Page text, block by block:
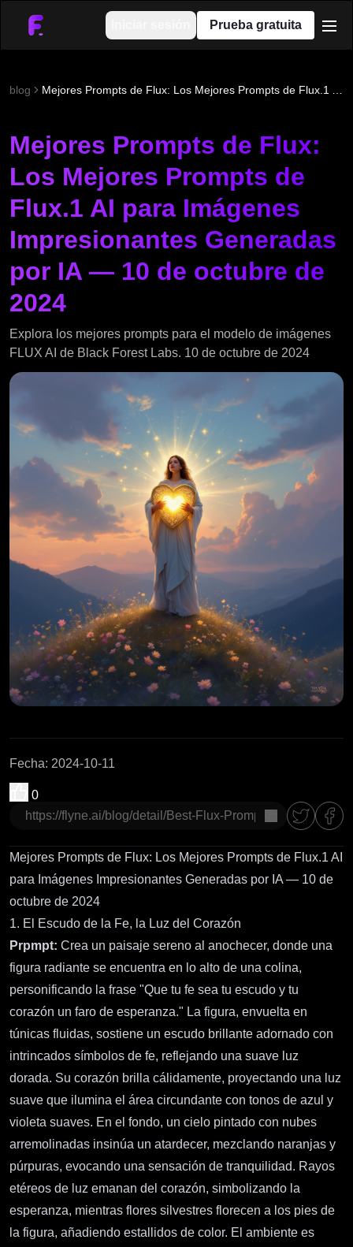
Prueba gratuita
blog
Mejores Prompts de Flux:
Los Mejores Prompts de
Flux.1 AI para Imágenes
Impresionantes Generadas
por IA — 10 de octubre de
2024
Explora los mejores prompts para el modelo de imágenes
FLUX AI de Black Forest Labs. 10 de octubre de 2024
Fecha: 2024-10-11
0
Copiar
Mejores Prompts de Flux: Los Mejores Prompts de Flux.1 AI
para Imágenes Impresionantes Generadas por IA — 10 de
octubre de 2024
1. El Escudo de la Fe, la Luz del Corazón
Prpmpt: Crea un paisaje sereno al anochecer, donde una
figura radiante se encuentra en lo alto de una colina,
personificando la frase "Que tu fe sea tu escudo y tu
corazón un faro de esperanza." La figura, envuelta en
túnicas fluidas, sostiene un escudo brillante adornado con
intrincados símbolos de fe, reflejando una suave luz
dorada. Su corazón brilla cálidamente, proyectando una luz
suave que ilumina el área circundante con tonos de azul y
violeta suaves. En el fondo, un cielo pintado con nubes
arremolinadas insinúa un atardecer, mezclando naranjas y
púrpuras, evocando una sensación de tranquilidad. Rayos
etéreos de luz emanan del corazón, simbolizando la
esperanza, mientras flores silvestres florecen a los pies de
la figura, añadiendo estallidos de color. El ambiente es